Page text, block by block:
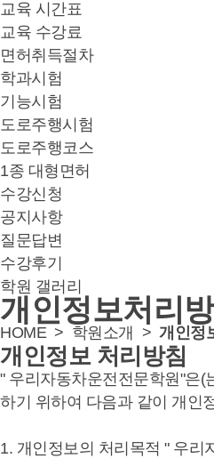
교육 시간표
교육 수강료
면허취득절차
학과시험
기능시험
도로주행시험
도로주행코스
1종 대형면허
수강신청
공지사항
질문답변
수강후기
학원 갤러리
개인정보처리
HOME > 학원소개 > 개인정
개인정보 처리방침
" 우리자동차운전전문학원"은(
하기 위하여 다음과 같이 개인
1. 개인정보의 처리목적 " 우리